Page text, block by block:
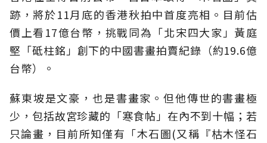
跡，將於11月底的香港秋拍中首度亮相。目前估
價上看17億台幣，挑戰同為「北宋四大家」黃庭
堅「砥柱銘」創下的中國書畫拍賣紀錄（約19.6億
台幣）。
蘇東坡是文豪，也是書畫家。但他傳世的書畫極
少，包括故宮珍藏的「寒食帖」在內不到十幅；若
只論畫，目前所知僅有「木石圖(又稱『枯木怪石